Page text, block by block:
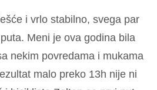
i vrlo stabilno, svega par
Meni je ova godina bila
nekim povredama i mukama
malo preko 13h nije ni